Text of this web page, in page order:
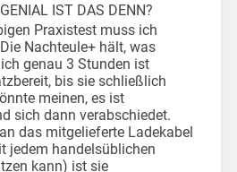
IST DAS DENN?
Praxistest muss ich
Nachteule+ hält, was
genau 3 Stunden ist
bis sie schließlich
meinen, es ist
sich dann verabschiedet.
das mitgelieferte Ladekabel
jedem handelsüblichen
kann) ist sie